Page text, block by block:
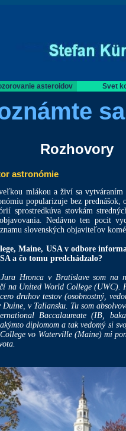
asteroidov Svet
Rozhovory
astronómie
mlákou a živí sa vytváraním
popularizuje bez prednášok,
sprostredkúva stovkám
Nedávno ten pocit
slovenských objaviteľov
Maine, USA v odbore
a čo tomu predchádzalo?
Hronca v Bratislave som na
na United World College (UWC).
druhov testov (osobnostný,
v Taliansku. Tu som
Baccalaureate (IB,
diplomom a tak vedomý si
vo Waterville (Maine) mi